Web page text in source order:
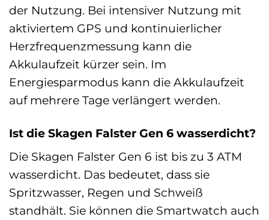
der Nutzung. Bei intensiver Nutzung mit
aktiviertem GPS und kontinuierlicher
Herzfrequenzmessung kann die
Akkulaufzeit kürzer sein. Im
Energiesparmodus kann die Akkulaufzeit
auf mehrere Tage verlängert werden.
Ist die Skagen Falster Gen 6 wasserdicht?
Die Skagen Falster Gen 6 ist bis zu 3 ATM
wasserdicht. Das bedeutet, dass sie
Spritzwasser, Regen und Schweiß
standhält. Sie können die Smartwatch auch